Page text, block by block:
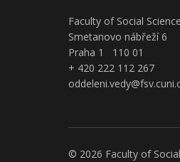
Faculty of Social
Smetanovo nábřeží 6
Praha 1 110 01
+ 420 222 112 267
© 2026 Faculty of